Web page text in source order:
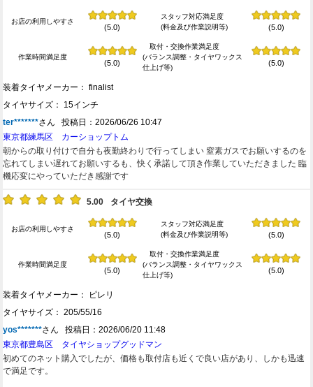
お店の利用しやすさ
(5.0)
スタッフ対応満足度
(料金及び作業説明等)
(5.0)
作業時間満足度
(5.0)
取付・交換作業満足度
(バランス調整・タイヤワックス
仕上げ等)
(5.0)
装着タイヤメーカー： finalist
タイヤサイズ： 15インチ
ter*******さん 投稿日：2026/06/26 10:47
東京都練馬区 カーショップトム
朝からの取り付けで自分も夜勤終わりで行ってしまい 窒素ガスでお願いするのを
忘れてしまい遅れてお願いするも、快く承諾して頂き作業していただきました 臨
機応変にやっていただき感謝です
5.00 タイヤ交換
お店の利用しやすさ
(5.0)
スタッフ対応満足度
(料金及び作業説明等)
(5.0)
作業時間満足度
(5.0)
取付・交換作業満足度
(バランス調整・タイヤワックス
仕上げ等)
(5.0)
装着タイヤメーカー： ピレリ
タイヤサイズ： 205/55/16
yos*******さん 投稿日：2026/06/20 11:48
東京都豊島区 タイヤショップグッドマン
初めてのネット購入でしたが、価格も取付店も近くで良い店があり、しかも迅速
で満足です。